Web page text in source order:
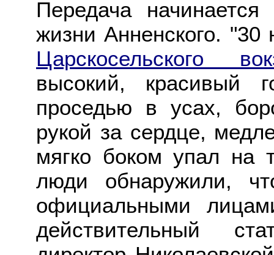
Передача начинается
жизни Анненского. "30
Царскосельского
высокий, красивый
проседью в усах,
рукой за сердце,
мягко боком упал на
люди обнаружили,
официальными
действительный